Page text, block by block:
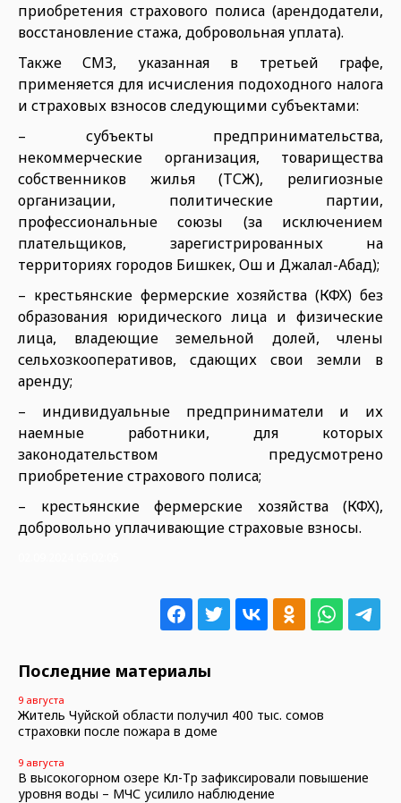
приобретения страхового полиса (арендодатели,
восстановление стажа, добровольная уплата).
Также СМЗ, указанная в третьей графе,
применяется для исчисления подоходного налога
и страховых взносов следующими субъектами:
– субъекты предпринимательства,
некоммерческие организация, товарищества
собственников жилья (ТСЖ), религиозные
организации, политические партии,
профессиональные союзы (за исключением
плательщиков, зарегистрированных на
территориях городов Бишкек, Ош и Джалал-Абад);
– крестьянские фермерские хозяйства (КФХ) без
образования юридического лица и физические
лица, владеющие земельной долей, члены
сельхозкооперативов, сдающих свои земли в
аренду;
– индивидуальные предприниматели и их
наемные работники, для которых
законодательством предусмотрено
приобретение страхового полиса;
– крестьянские фермерские хозяйства (КФХ),
добровольно уплачивающие страховые взносы.
Последние материалы
9 августа
Житель Чуйской области получил 400 тыс. сомов
страховки после пожара в доме
9 августа
В высокогорном озере Көл-Төр зафиксировали повышение
уровня воды – МЧС усилило наблюдение